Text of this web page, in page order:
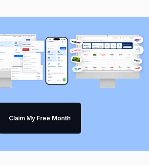
Claim My Free Month